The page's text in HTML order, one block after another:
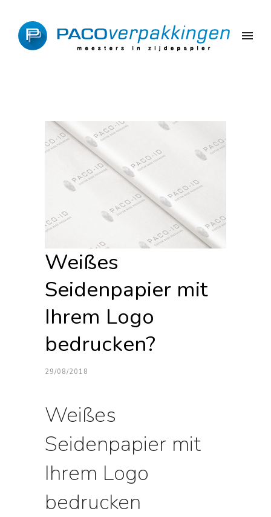
Weißes
Seidenpapier mit
Ihrem Logo
bedrucken?
29/08/2018
Weißes
Seidenpapier mit
Ihrem Logo
bedrucken